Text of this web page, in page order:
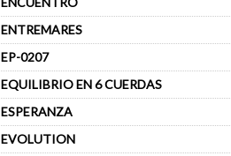
ENTREMARES
EP-0207
EQUILIBRIO EN 6 CUERDAS
ESPERANZA
EVOLUTION